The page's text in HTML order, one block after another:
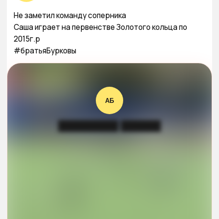
Не заметил команду соперника
Саша играет на первенстве Золотого кольца по
2015г.р
#братьяБурковы
АБ